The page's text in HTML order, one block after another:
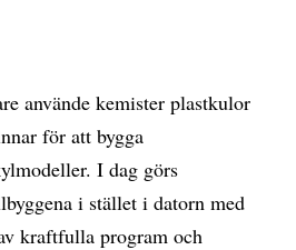
använde kemister plastkulor
för att bygga
I dag görs
i stället i datorn med
kraftfulla program och